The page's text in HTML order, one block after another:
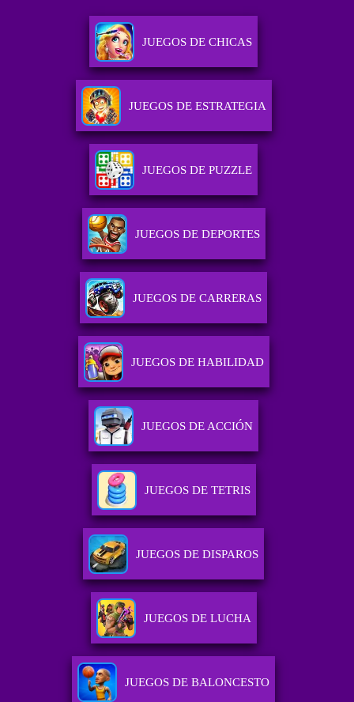
JUEGOS DE CHICAS
JUEGOS DE ESTRATEGIA
JUEGOS DE PUZZLE
JUEGOS DE DEPORTES
JUEGOS DE CARRERAS
JUEGOS DE HABILIDAD
JUEGOS DE ACCIÓN
JUEGOS DE TETRIS
JUEGOS DE DISPAROS
JUEGOS DE LUCHA
JUEGOS DE BALONCESTO